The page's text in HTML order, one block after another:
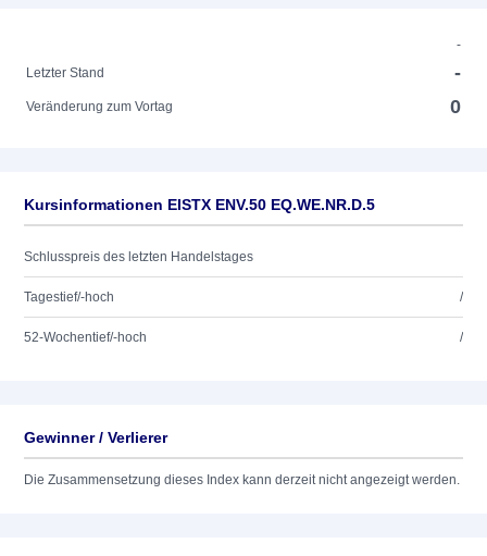
-
Letzter Stand
-
Veränderung zum Vortag 0
Kursinformationen EISTX ENV.50 EQ.WE.NR.D.5
Schlusspreis des letzten Handelstages
Tagestief/-hoch /
52-Wochentief/-hoch /
Gewinner / Verlierer
Die Zusammensetzung dieses Index kann derzeit nicht angezeigt werden.